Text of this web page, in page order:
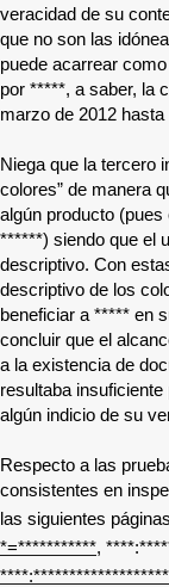
veracidad de su
que no son las
puede acarrear
por *****, a saber, la
marzo de 2012
Niega que la tercero
colores” de manera
algún producto
******) siendo que el
descriptivo. Con
descriptivo de los
beneficiar a ***** en
concluir que el
a la existencia de
resultaba
algún indicio de su
Respecto a las
consistentes en
las siguientes
*=***********,
****: